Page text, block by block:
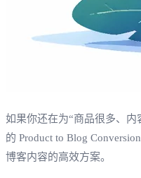
如果你还在为“商品很多、内
的 Product to Blog
博客内容的高效方案。